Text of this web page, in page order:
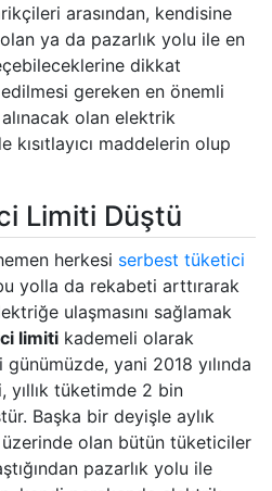
arasından, kendisine
ya da pazarlık yolu ile en
dikkat
gereken en önemli
olan elektrik
maddelerin olup
Limiti Düştü
herkesi serbest tüketici
yolla da rekabeti arttırarak
ulaşmasını sağlamak
limiti kademeli olarak
yani 2018 yılında
tüketimde 2 bin
Başka bir deyişle aylık
olan bütün tüketiciler
pazarlık yolu ile